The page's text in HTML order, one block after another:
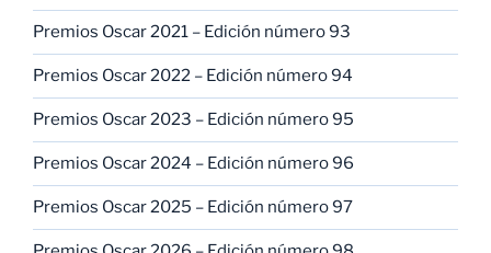
Premios Oscar 2021 – Edición número 93
Premios Oscar 2022 – Edición número 94
Premios Oscar 2023 – Edición número 95
Premios Oscar 2024 – Edición número 96
Premios Oscar 2025 – Edición número 97